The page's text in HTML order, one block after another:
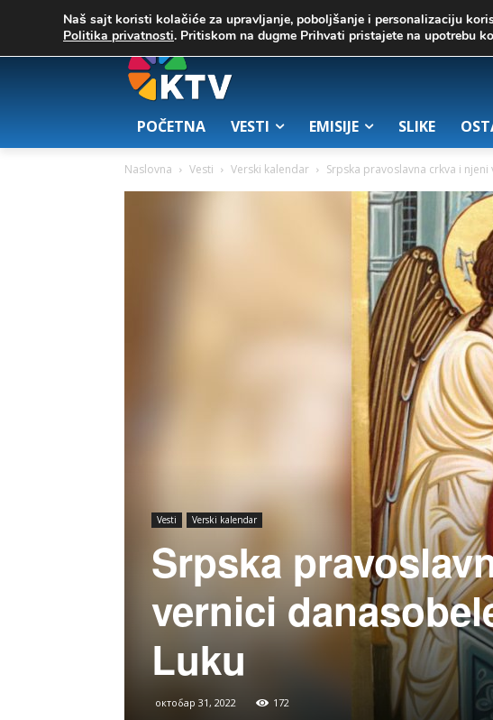
25.7 Zrenjanin 02. август 2026.
POČETNA VESTI EMISIJE SLIKE
Naslovna Vesti Verski kalendar Srpska pravoslavna crkva i
Vesti Verski kalendar
Srpska
vernici
Luku
октобар 31, 2022 172
Naš sajt koristi kolačiće za upravljanje, poboljšanje i personalizaciju
Politika privatnosti. Pritiskom na dugme Prihvati pristajete na upotrebu